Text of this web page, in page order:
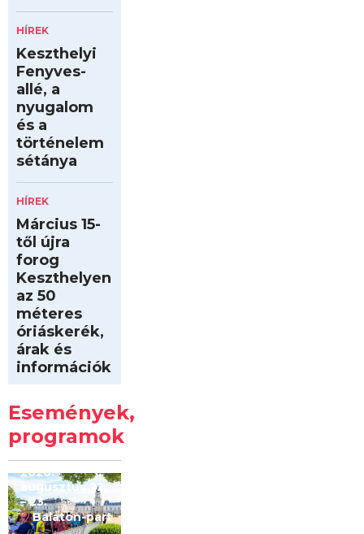
HÍREK
Keszthelyi
Fenyves-
allé, a
nyugalom
és a
történelem
sétánya
HÍREK
Március 15-
től újra
forog
Keszthelyen
az 50
méteres
óriáskerék,
árak és
információk
Események,
programok
Kilóméterek
2026
2026.
augusztus 22
– 23.
Balaton-part